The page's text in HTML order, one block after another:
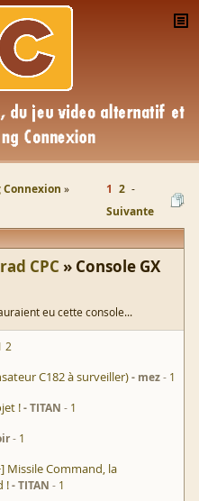
Connexion 1 2
Suivante
CPC
Console GX
eu cette console...
2
C182 à surveiller) mez 1
! TITAN 1
1
Missile Command, la
! TITAN 1